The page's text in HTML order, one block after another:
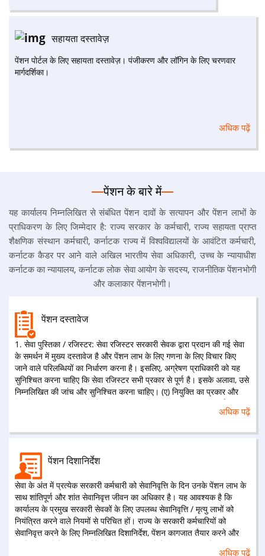
सहायता दस्तावेज़
पेंशन पोर्टल के लिए सहायता दस्तावेज़। पंजीकरण और लॉगिन के लिए चरणवार
मार्गदर्शिका।
अधिक पढ़ें
पेंशन के बारे में
यह कार्यालय निम्नलिखित से संबंधित पेंशन दावों के सत्यापन और पेंशन लाभों के
प्राधिकरण के लिए जिम्मेदार है: राज्य सरकार के कर्मचारी, राज्य सहायता प्राप्त
शैक्षणिक संस्थान कर्मचारी, कर्नाटक राज्य में विश्वविद्यालयों के आवंटित कर्मचारी,
कर्नाटक कैडर पर आने वाले अखिल भारतीय सेवा अधिकारी, उच्च के न्यायाधीश
कर्नाटक का न्यायालय, कर्नाटक लोक सेवा आयोग के सदस्य, राजनीतिक पेंशनभोगी
और कलाकार पेंशनभोगी।
पेंशन दस्तावेज
1. सेवा पुस्तिका / रजिस्टर: सेवा रजिस्टर सरकारी सेवक द्वारा प्रदान की गई सेवा
के समर्थन में मुख्य दस्तावेज है और पेंशन लाभ के लिए गणना के लिए विचार किए
जाने वाले परिलब्धियों का निर्धारण करना है। इसलिए, अग्रेषण प्राधिकारी को यह
सुनिश्चित करना चाहिए कि सेवा रजिस्टर सभी प्रकार से पूर्ण है। इसके अलावा, उसे
निम्नलिखित की जांच और सुनिश्चित करना चाहिए। (ए) नियुक्ति का प्रकार और
जिसके तहत प्राधिकारी को नोट किया जाना चाहिए। (ख) क्या सरकारी कर्मचारी की
सेवानिवृत्ति से शुरू होने तक सेवा जारी है और उचित सत्यापन के तहत दर्ज की गई
में नियमित किया जाता है। (() यदि सरकारी कर्मचारी को निलंबन के अधीन रखा गया
है, तो निलंबन की अवधि को ड्यूटी, छुट्टी या निलंबन की अवधि के रूप में नियमित
किया जाता है, और प्रविष्टियों को सक्षम प्राधिकारी के आदेशों के अनुसार बनाया
जाता है।
अधिक पढ़ें
पेंशन दिशानिर्देश
सेवा के अंत में प्रत्येक सरकारी कर्मचारी को सेवानिवृत्ति के दिन उनके पेंशन लाभ के
साथ शांतिपूर्ण और शांत सेवानिवृत्त जीवन का अधिकार है। यह आवश्यक है कि
कार्यालय के प्रमुख सरकारी सेवकों के लिए उपलब्ध सेवानिवृत्ति / मृत्यु लाभों को
नियंत्रित करने वाले नियमों से परिचित हों। राज्य के सरकारी कर्मचारियों को
सेवानिवृत्त करने के लिए निम्नलिखित दिशानिर्देश, पेंशन कागजात तैयार करने और
अग्रेषित करने में सहायक होंगे: पेंशन स्वीकृत करने के लिए सक्षम प्रत्येक अधिकारी
अधिक पढ़ें